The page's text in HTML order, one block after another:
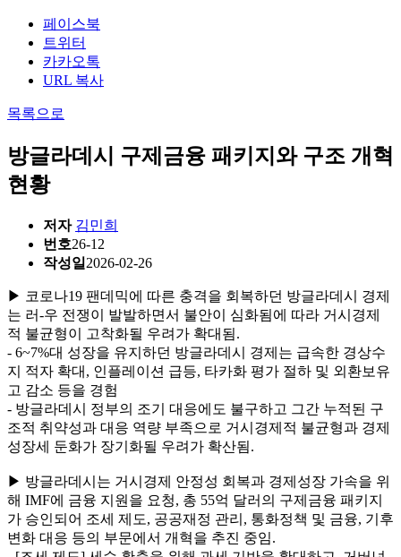
페이스북
트위터
카카오톡
URL 복사
목록으로
방글라데시 구제금융 패키지와 구조 개혁
현황
저자 김민희
번호26-12
작성일 2026-02-26
▶ 코로나19 팬데믹에 따른 충격을 회복하던 방글라데시 경제
는 러-우 전쟁이 발발하면서 불안이 심화됨에 따라 거시경제
적 불균형이 고착화될 우려가 확대됨.
- 6~7%대 성장을 유지하던 방글라데시 경제는 급속한 경상수
지 적자 확대, 인플레이션 급등, 타카화 평가 절하 및 외환보유
고 감소 등을 경험
- 방글라데시 정부의 조기 대응에도 불구하고 그간 누적된 구
조적 취약성과 대응 역량 부족으로 거시경제적 불균형과 경제
성장세 둔화가 장기화될 우려가 확산됨.
▶ 방글라데시는 거시경제 안정성 회복과 경제성장 가속을 위
해 IMF에 금융 지원을 요청, 총 55억 달러의 구제금융 패키지
가 승인되어 조세 제도, 공공재정 관리, 통화정책 및 금융, 기후
변화 대응 등의 부문에서 개혁을 추진 중임.